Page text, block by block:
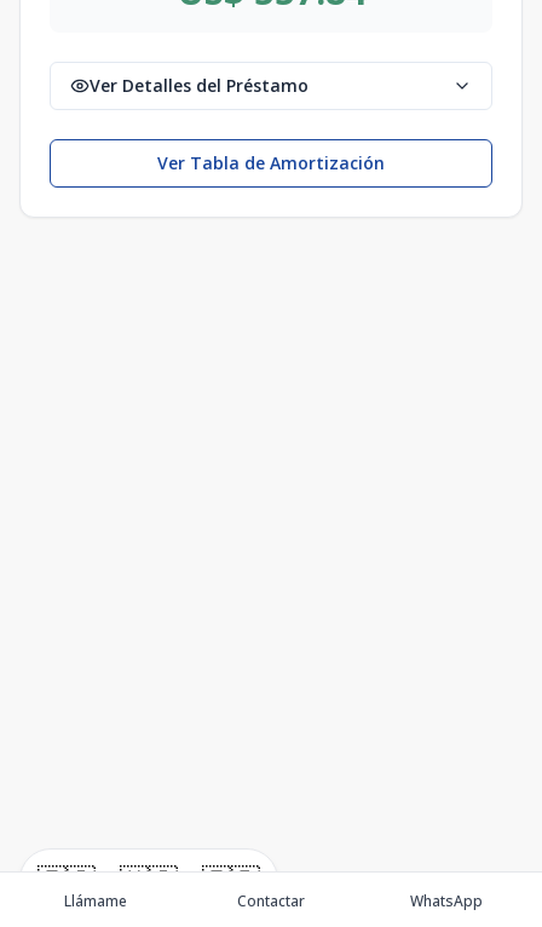
🇪🇸 🇺🇸 🇫🇷
Ver Detalles del Préstamo
Ver Tabla de Amortización
Llámame Contactar WhatsApp